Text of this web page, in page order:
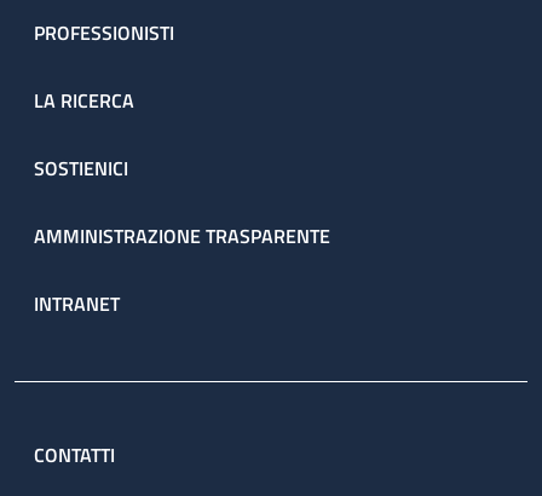
PROFESSIONISTI
LA RICERCA
SOSTIENICI
AMMINISTRAZIONE TRASPARENTE
INTRANET
CONTATTI